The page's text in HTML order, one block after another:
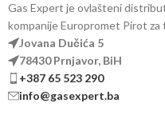
Gas Expert je ovlašteni
kompanije Europromet Pirot za
Jovana Dučića 5
78430 Prnjavor, BiH
+387 65 523 290
info@gasexpert.ba